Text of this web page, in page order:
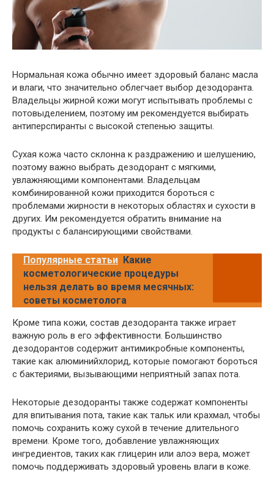
Нормальная кожа обычно имеет здоровый баланс масла
и влаги, что значительно облегчает выбор дезодоранта.
Владельцы жирной кожи могут испытывать проблемы с
потовыделением, поэтому им рекомендуется выбирать
антиперспиранты с высокой степенью защиты.
Сухая кожа часто склонна к раздражению и шелушению,
поэтому важно выбрать дезодорант с мягкими,
увлажняющими компонентами. Владельцам
комбинированной кожи приходится бороться с
проблемами жирности в некоторых областях и сухости в
других. Им рекомендуется обратить внимание на
продукты с балансирующими свойствами.
Популярные статьи Какие
косметологические процедуры
нельзя делать во время месячных:
советы косметолога
Кроме типа кожи, состав дезодоранта также играет
важную роль в его эффективности. Большинство
дезодорантов содержит антимикробные компоненты,
такие как алюминийхлорид, которые помогают бороться
с бактериями, вызывающими неприятный запах пота.
Некоторые дезодоранты также содержат компоненты
для впитывания пота, такие как тальк или крахмал, чтобы
помочь сохранить кожу сухой в течение длительного
времени. Кроме того, добавление увлажняющих
ингредиентов, таких как глицерин или алоэ вера, может
помочь поддерживать здоровый уровень влаги в коже.